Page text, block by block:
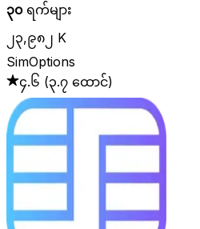
၃၀ရက်များ
၂၃,၉၈၂ K
SimOptions
၄.၆ (၃.၇ ထောင်)